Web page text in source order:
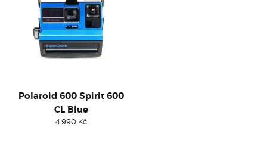
Polaroid 600 Spirit 600
CL Blue
4 990 Kč